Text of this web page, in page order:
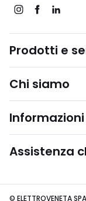
Prodotti e
Chi siamo
Assistenza
© ELETTROVENETA